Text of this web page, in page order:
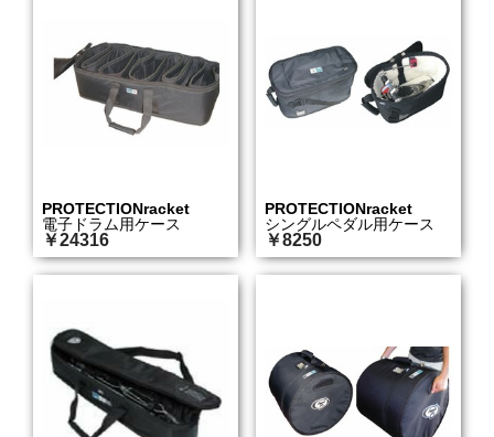
PROTECTIONracket
電子ドラム用ケース
￥24316
PROTECTIONracket
シングルペダル用ケース
￥8250